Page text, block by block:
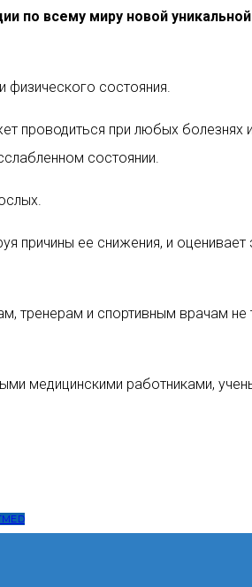
по всему миру новой
физического состояния.
проводиться при любых
состоянии.
причины ее снижения, и
тренерам и спортивным врачам
медицинскими работниками,